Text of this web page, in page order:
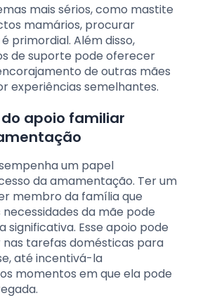
mais sérios, como mastite
mamários, procurar
primordial. Além disso,
de suporte pode oferecer
de outras mães
experiências semelhantes.
apoio familiar
um papel
da amamentação. Ter um
membro da família que
da mãe pode
significativa. Esse apoio pode
nas tarefas domésticas para
até incentivá-la
momentos em que ela pode